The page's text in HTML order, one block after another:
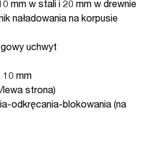
mm w stali i 20 mm w drewnie
naładowania na korpusie
uchwyt
mm
lewa strona)
odkręcania-blokowania (na